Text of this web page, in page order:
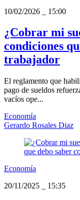
10/02/2026 15:00
¿Cobrar mi
condiciones
trabajador
El reglamento que
pago de sueldos
vacíos ope...
Economía
Gerardo Rosales Diaz
Economía
20/11/2025
15:35